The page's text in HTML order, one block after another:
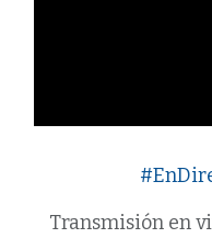
Transmisión en